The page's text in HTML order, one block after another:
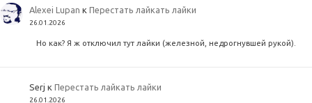
Alexei Lupan кПерестать лайкать лайки
26.01.2026
Но как? Я ж отключил тут лайки (железной, недрогнувшей рукой).
Serj кПерестать лайкать лайки
26.01.2026